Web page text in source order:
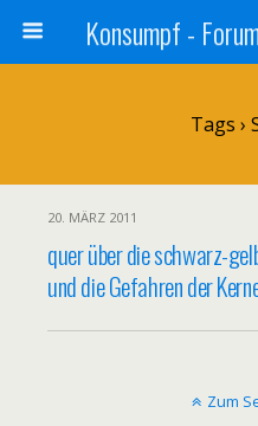
Tags ›
20. MÄRZ 2011
quer über die schwarz-
und die Gefahren der
Zum